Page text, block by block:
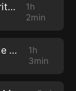
Episode 1- How Ann Hood Writes
1h
2min
Episode 2- How Victor LaValle Writes
1h
3min